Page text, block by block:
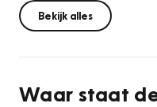
-12 maanden BOVAG
-Grondige reiniging &
Bekijk alles
Waar staat